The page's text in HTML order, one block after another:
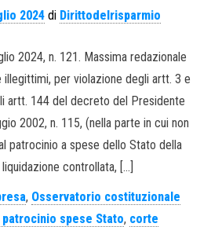
2024di Dirittodelrisparmio
2024, n. 121. Massima redazionale
per violazione degli artt. 3 e
artt. 144 del decreto del Presidente
2002, n. 115, (nella parte in cui non
patrocinio a spese dello Stato della
controllata, […]
, Osservatorio costituzionale
spese Stato, corte